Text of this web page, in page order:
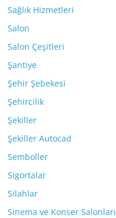
Sağlık Hizmetleri
Salon
Salon Çeşitleri
Şantiye
Şehir Şebekesi
Şehircilik
Şekiller
Şekiller Autocad
Semboller
Sigortalar
Silahlar
Sinema ve Konser Salonları